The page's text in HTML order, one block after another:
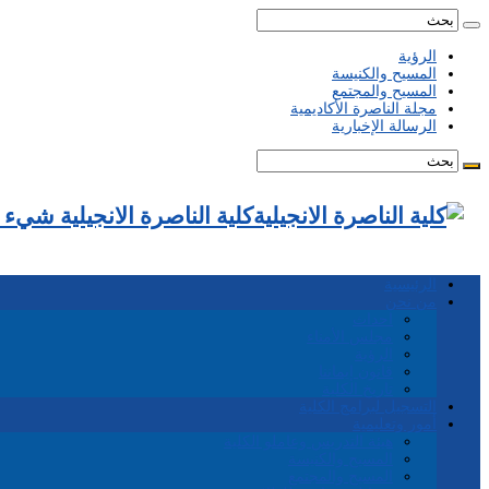
الرؤية
المسيح والكنيسة
المسيح والمجتمع
مجلة الناصرة الأكاديمية
الرسالة الإخبارية
كلية الناصرة الانجيلية